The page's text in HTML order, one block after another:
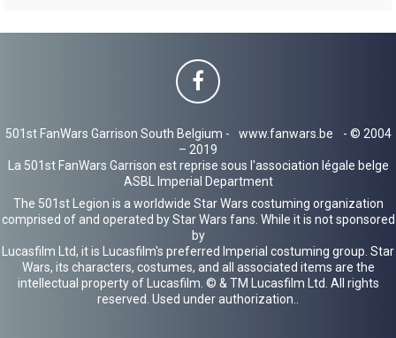
501st FanWars Garrison South Belgium - www.fanwars.be
- © 2004
– 2019
La 501st FanWars Garrison est reprise sous l'association légale belge
ASBL Imperial Department
The 501st Legion is a worldwide Star Wars costuming organization
comprised of and operated by Star Wars fans. While it is not sponsored
by
Lucasfilm Ltd, it is Lucasfilm's preferred Imperial costuming group. Star
Wars, its characters, costumes, and all associated items are the
intellectual property of Lucasfilm. © & TM Lucasfilm Ltd. All rights
reserved. Used under authorization..